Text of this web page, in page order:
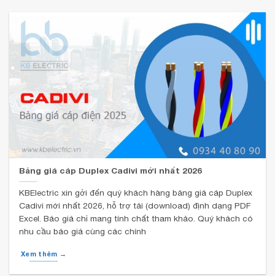
Bảng giá cáp Duplex Cadivi mới nhất 2026
KBElectric xin gởi đến quý khách hàng bảng giá cáp Duplex
Cadivi mới nhất 2026, hỗ trợ tải (download) định dạng PDF
Excel. Báo giá chỉ mang tính chất tham khảo. Quý khách có
nhu cầu báo giá cùng các chính
Xem thêm →